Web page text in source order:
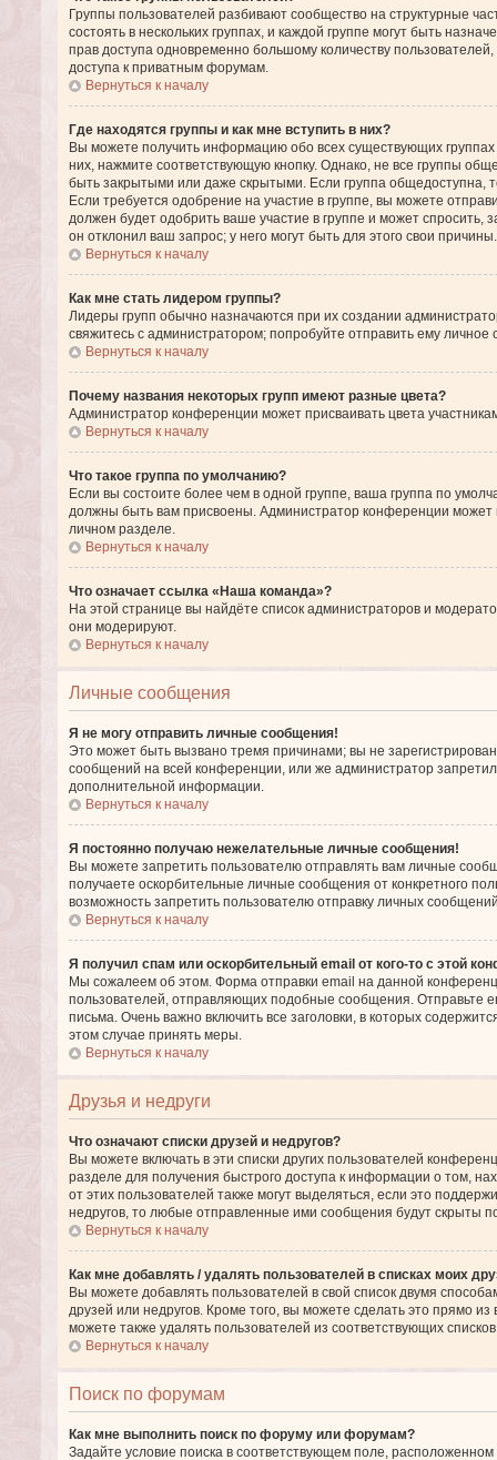
Группы пользователей разбивают сообщество на структурные
состоять в нескольких группах, и каждой группе могут быть
прав доступа одновременно большому количеству
доступа к приватным форумам.
Вернуться к началу
Где находятся группы и как мне вступить в них?
Вы можете получить информацию обо всех существующих
них, нажмите соответствующую кнопку. Однако, не все группы
быть закрытыми или даже скрытыми. Если группа общедоступна,
Если требуется одобрение на участие в группе, вы можете
должен будет одобрить ваше участие в группе и может
он отклонил ваш запрос; у него могут быть для этого свои причины.
Вернуться к началу
Как мне стать лидером группы?
Лидеры групп обычно назначаются при их создании
свяжитесь с администратором; попробуйте отправить ему личное
Вернуться к началу
Почему названия некоторых групп имеют разные цвета?
Администратор конференции может присваивать цвета
Вернуться к началу
Что такое группа по умолчанию?
Если вы состоите более чем в одной группе, ваша группа по
должны быть вам присвоены. Администратор конференции
личном разделе.
Вернуться к началу
Что означает ссылка «Наша команда»?
На этой странице вы найдёте список администраторов и
они модерируют.
Вернуться к началу
Личные сообщения
Я не могу отправить личные сообщения!
Это может быть вызвано тремя причинами; вы не
сообщений на всей конференции, или же администратор
дополнительной информации.
Вернуться к началу
Я постоянно получаю нежелательные личные сообщения!
Вы можете запретить пользователю отправлять вам личные
получаете оскорбительные личные сообщения от конкретного
возможность запретить пользователю отправку личных
Вернуться к началу
Я получил спам или оскорбительный email от кого-то с этой
Мы сожалеем об этом. Форма отправки email на данной
пользователей, отправляющих подобные сообщения. Отправьте
письма. Очень важно включить все заголовки, в которых
этом случае принять меры.
Вернуться к началу
Друзья и недруги
Что означают списки друзей и недругов?
Вы можете включать в эти списки других пользователей
разделе для получения быстрого доступа к информации о том,
от этих пользователей также могут выделяться, если это
недругов, то любые отправленные ими сообщения будут скрыты
Вернуться к началу
Как мне добавлять / удалять пользователей в списках моих
Вы можете добавлять пользователей в свой список двумя
друзей или недругов. Кроме того, вы можете сделать это прямо
можете также удалять пользователей из соответствующих
Вернуться к началу
Поиск по форумам
Как мне выполнить поиск по форуму или форумам?
Задайте условие поиска в соответствующем поле,